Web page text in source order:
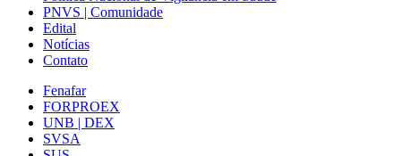
PNVS | Comunidade
Edital
Notícias
Contato
Fenafar
FORPROEX
UNB | DEX
SVSA